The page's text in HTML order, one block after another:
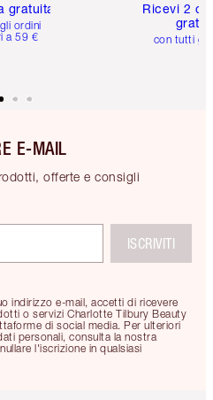
gratuita
ordini
a 59 €
Ricevi 2
con tutti gli
E-MAIL
offerte e consigli
indirizzo e-mail, accetti di ricevere
o servizi Charlotte Tilbury Beauty
di social media. Per ulteriori
personali, consulta la nostra
l'iscrizione in qualsiasi
ISCRIVITI